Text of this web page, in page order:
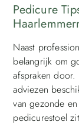
Pedicure
Naast
belangrijk om
afspraken
adviezen
van gezonde
pedicurestoel